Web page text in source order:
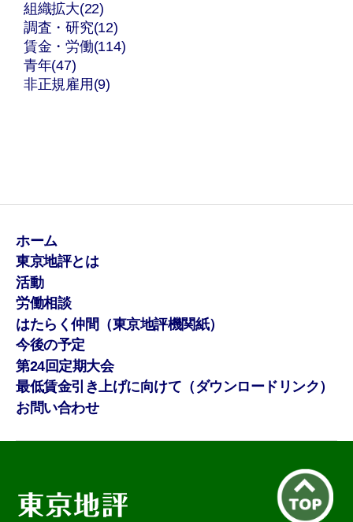
組織拡大(22)
調査・研究(12)
賃金・労働(114)
青年(47)
非正規雇用(9)
ホーム
東京地評とは
活動
労働相談
はたらく仲間（東京地評機関紙）
今後の予定
第24回定期大会
最低賃金引き上げに向けて（ダウンロードリンク）
お問い合わせ